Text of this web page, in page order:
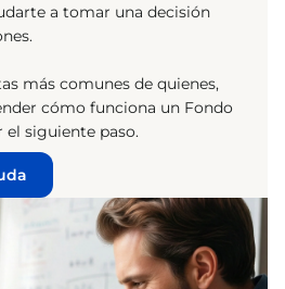
a tomar una decisión
más comunes de quienes,
cómo funciona un Fondo
el siguiente paso.